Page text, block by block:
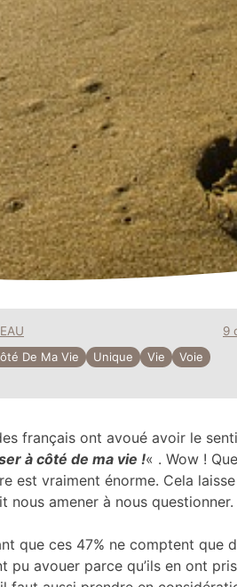
9
De Ma Vie Unique Vie
Voie
français ont avoué avoir le
à côté de ma vie !« . Wow !
est vraiment énorme. Cela
nous amener à nous questionner.
que ces 47% ne comptent que
pu avouer parce qu’ils en ont